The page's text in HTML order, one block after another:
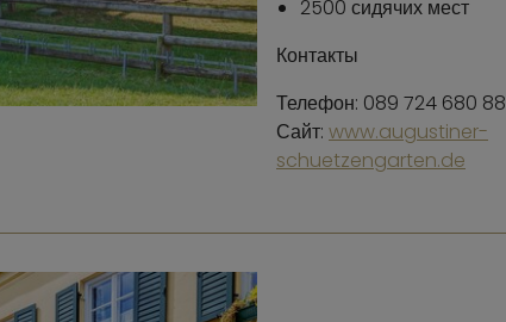
2500 сидячих мест
Контакты
Телефон: 089 724 680 88
Сайт: www.augustiner-
schuetzengarten.de